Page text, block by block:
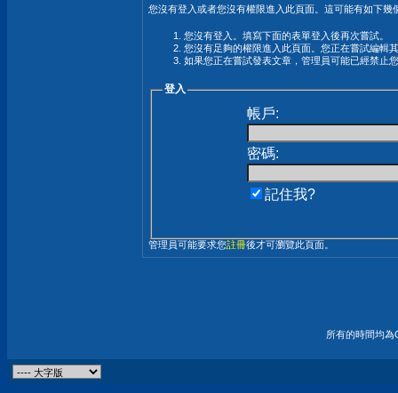
您沒有登入或者您沒有權限進入此頁面。這可能有如下幾
您沒有登入。填寫下面的表單登入後再次嘗試。
您沒有足夠的權限進入此頁面。您正在嘗試編輯
如果您正在嘗試發表文章，管理員可能已經禁止
登入
帳戶:
密碼:
記住我?
管理員可能要求您註冊後才可瀏覽此頁面。
所有的時間均為